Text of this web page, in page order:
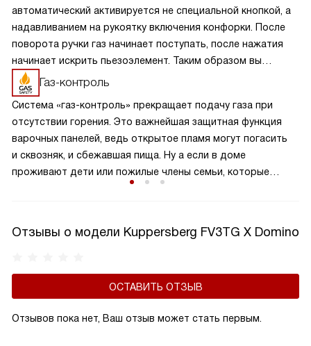
автоматический активируется не специальной кнопкой, а
надавливанием на рукоятку включения конфорки. После
поворота ручки газ начинает поступать, после нажатия
начинает искрить пьезоэлемент. Таким образом вы
получаете пламя движением одной руки, что важно для
безопасности и попросту удобно.
Газ-контроль
Система «газ-контроль» прекращает подачу газа при
отсутствии горения. Это важнейшая защитная функция
варочных панелей, ведь открытое пламя могут погасить
и сквозняк, и сбежавшая пища. Ну а если в доме
проживают дети или пожилые члены семьи, которые
Отзывы о модели Kuppersberg FV3ТG X Domino
ОСТАВИТЬ ОТЗЫВ
Отзывов пока нет, Ваш отзыв может стать первым.